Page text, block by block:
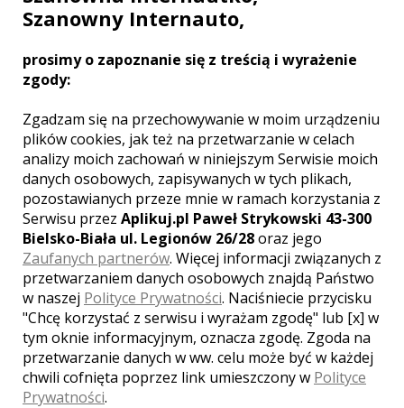
Ocena:
Zdjecia sa soper bardzo nam
sie podobaja bardzo mila osoba
i slowna jeszcze raz bardzo
dziekujemy i pozdrawiamy
emila i sebastian chojnowscy ,
ślub:2017-08-05
Bardzo rzetelny i profesjonalny
fotograf. Miła i sympatyczna
współpraca. Super kontakt,
świetne wykonanie zdjęć. Z
pełną świadomością polecam w
100% wszystkim współpracy z
Panem Adamem. Zadowoleni
klienci - Marta i Jacek :)
Szanowny Internauto,
prosimy o zapoznanie się z treścią i wyrażenie
zgody:
Zgadzam się na przechowywanie w moim urządzeniu
plików cookies, jak też na przetwarzanie w celach
analizy moich zachowań w niniejszym Serwisie moich
danych osobowych, zapisywanych w tych plikach,
pozostawianych przeze mnie w ramach korzystania z
Serwisu przez Aplikuj.pl Paweł Strykowski 43-300
Bielsko-Biała ul. Legionów 26/28oraz jego
Zaufanych partnerów. Więcej informacji związanych z
przetwarzaniem danych osobowych znajdą Państwo
w naszej Polityce Prywatności. Naciśniecie przycisku
"Chcę korzystać z serwisu i wyrażam zgodę" lub [x] w
tym oknie informacyjnym, oznacza zgodę. Zgoda na
przetwarzanie danych w ww. celu może być w każdej
chwili cofnięta poprzez link umieszczony w Polityce
Prywatności.